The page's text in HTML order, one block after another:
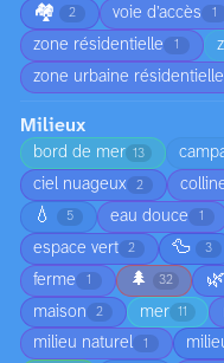
🏘️ 2 voie d’accès 1
zone résidentielle 1
zone urbaine résidentielle
Milieux
bord de mer 13
ciel nuageux 2
💧 5 eau douce 1
espace vert 2 🦆 3
ferme 1 🌲 32 🌿
maison 2 mer 11
milieu naturel 1